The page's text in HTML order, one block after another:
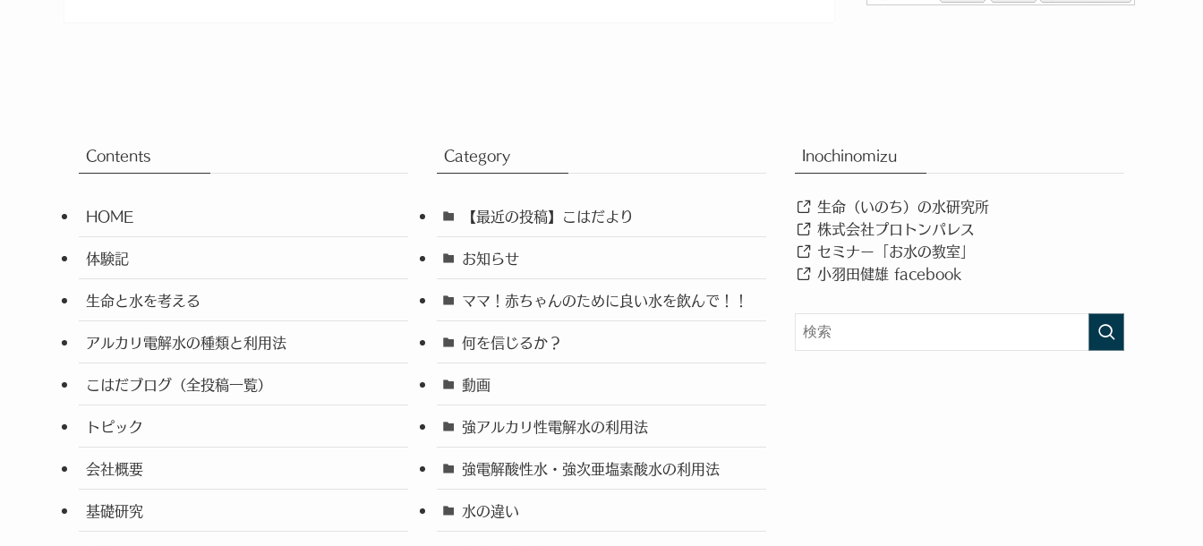
Contents
HOME
体験記
生命と水を考える
アルカリ電解水の種類と利用法
こはだブログ（全投稿一覧）
トピック
会社概要
基礎研究
Category
【最近の投稿】こはだより
お知らせ
ママ！赤ちゃんのために良い水を飲んで！！
何を信じるか？
動画
強アルカリ性電解水の利用法
強電解酸性水・強次亜塩素酸水の利用法
水の違い
Inochinomizu
生命（いのち）の水研究所
株式会社プロトンパレス
セミナー「お水の教室」
小羽田健雄 facebook